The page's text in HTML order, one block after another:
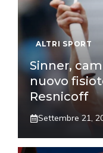
ALTRI SPORT
Sinner,
nuovo
Resnicoff
Settembre 21,